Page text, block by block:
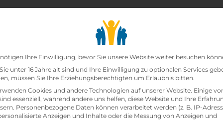
Lehrbetriebesearch
Datenschutz-
Ihre Einwilligung, bevor Sie unsere Website weiter besuchen
unter 16 Jahre alt sind und Ihre Einwilligung zu optionalen Services
müssen Sie Ihre Erziehungsberechtigten um Erlaubnis bitten.
Cookies und andere Technologien auf unserer Website. Einige
essenziell, während andere uns helfen, diese Website und Ihre
Personenbezogene Daten können verarbeitet werden (z. B. IP-
Anzeigen und Inhalte oder die Messung von Anzeigen und